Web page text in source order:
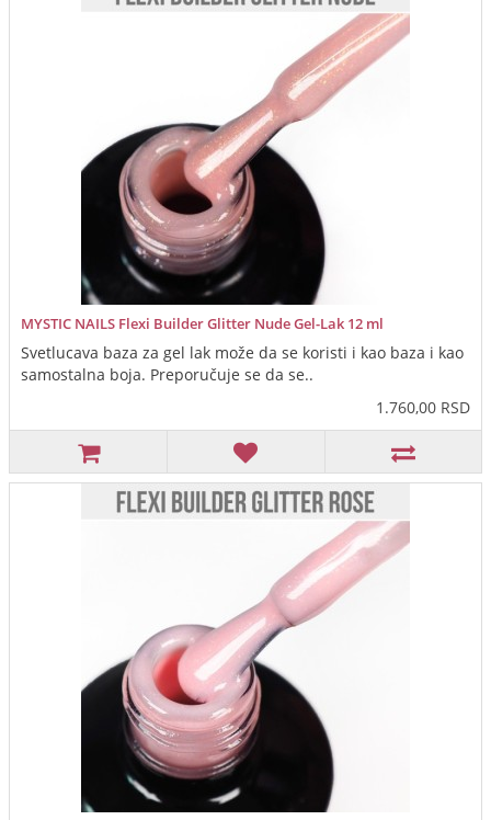
MYSTIC NAILS Flexi Builder Glitter Nude Gel-Lak 12 ml
Svetlucava baza za gel lak može da se koristi i kao baza i kao
samostalna boja. Preporučuje se da se..
1.760,00 RSD